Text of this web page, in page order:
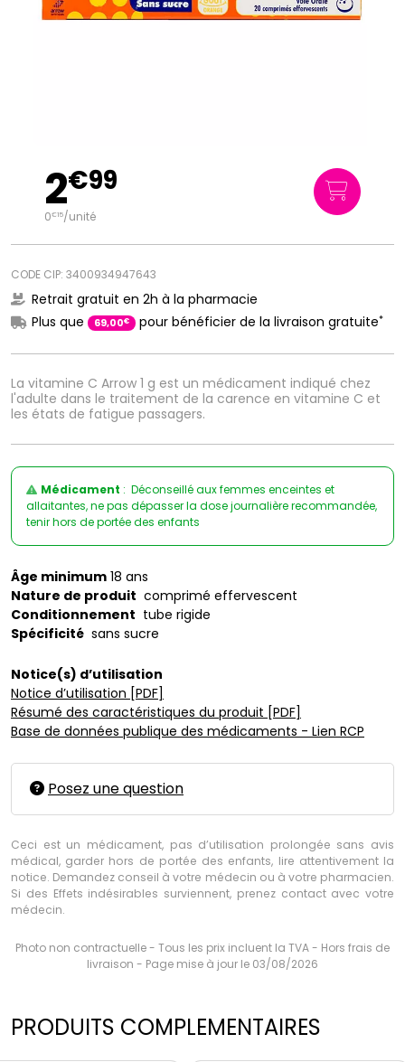
La vitamine C Arrow 1 g est un médicament indiqué chez
l'adulte dans le traitement de la carence en vitamine C et
les états de fatigue passagers.
2€99
0€15/unité
CODE CIP: 3400934947643
Retrait gratuit en 2h à la pharmacie
Plus que
69,00€ pour bénéficier de la livraison gratuite*
Médicament : Déconseillé aux femmes enceintes et
allaitantes, ne pas dépasser la dose journalière recommandée,
tenir hors de portée des enfants
Âge minimum 18 ans
Nature de produit comprimé effervescent
Conditionnement tube rigide
Spécificité sans sucre
Notice(s) d’utilisation
Notice d’utilisation [PDF]
Résumé des caractéristiques du produit [PDF]
Base de données publique des médicaments - Lien RCP
Posez une question
Ceci est un médicament, pas d’utilisation prolongée sans avis
médical, garder hors de portée des enfants, lire attentivement la
notice. Demandez conseil à votre médecin ou à votre pharmacien.
Si des Effets indésirables surviennent, prenez contact avec votre
médecin.
Photo non contractuelle - Tous les prix incluent la TVA - Hors frais de
livraison - Page mise à jour le 03/08/2026
PRODUITS COMPLEMENTAIRES